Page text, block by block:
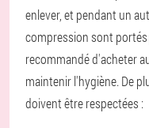
enlever, et pendant un
compression sont
recommandé d'acheter
maintenir l'hygiène. De
doivent être respectées :